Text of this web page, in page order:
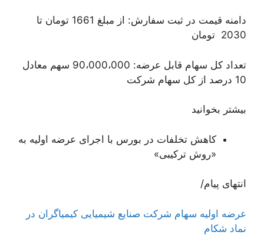
دامنه قیمت در ثبت سفارش: از مبلغ 1661 تومان تا
2030 تومان
تعداد کل سهام قابل عرضه: 90،000،000 سهم معادل
10 درصد از کل سهام شرکت
بیشتر بخوانید
کاهش تخلفات در بورس با اجرای عرضه اولیه به
«روش ترکیبی»
انتهای پیام/
عرضه اولیه سهام شرکت صنایع شیمیایی کیمیاگران در
نماد شکام